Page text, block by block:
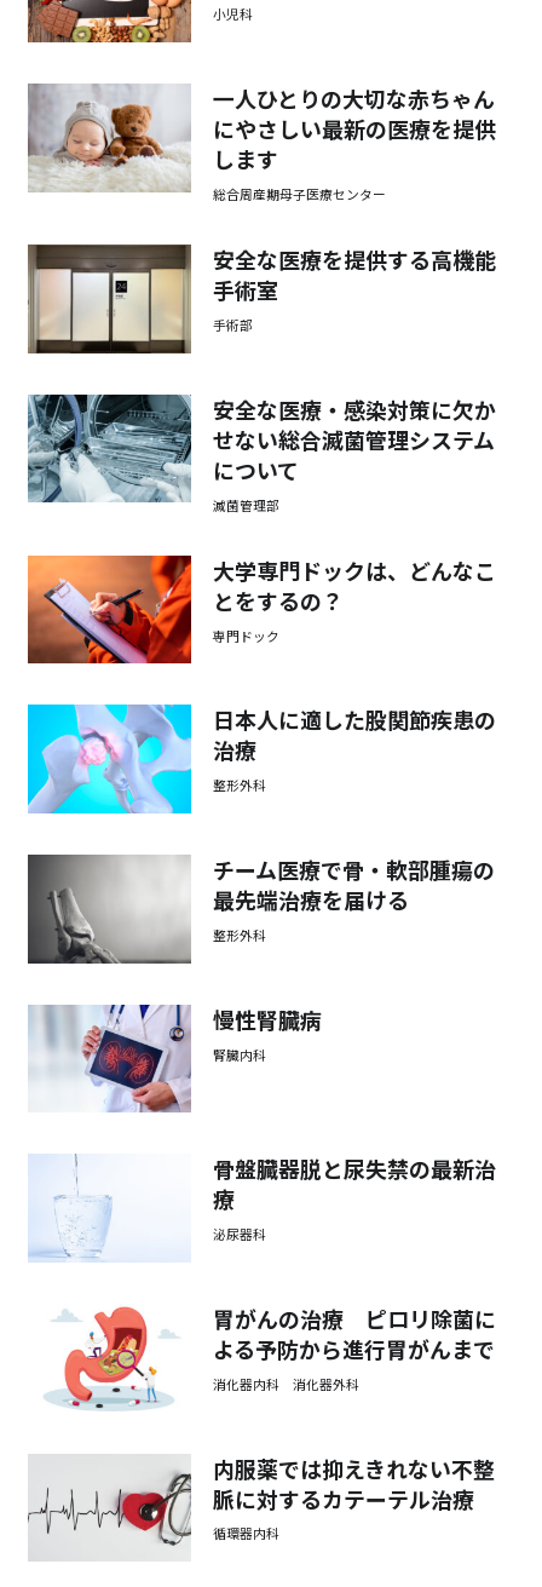
小児科
一人ひとりの大切な赤ちゃん
にやさしい最新の医療を提供
します
総合周産期母子医療センター
安全な医療を提供する高機能
手術室
手術部
安全な医療・感染対策に欠か
せない総合滅菌管理システム
について
滅菌管理部
大学専門ドックは、どんなこ
とをするの？
専門ドック
日本人に適した股関節疾患の
治療
整形外科
チーム医療で骨・軟部腫瘍の
最先端治療を届ける
整形外科
慢性腎臓病
腎臓内科
骨盤臓器脱と尿失禁の最新治
療
泌尿器科
胃がんの治療 ピロリ除菌に
よる予防から進行胃がんまで
消化器内科 消化器外科
内服薬では抑えきれない不整
脈に対するカテーテル治療
循環器内科